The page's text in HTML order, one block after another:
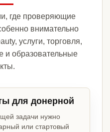
где проверяющие
внимательно
услуги, торговля,
и образовательные
для донерной
задачи нужно
или стартовый